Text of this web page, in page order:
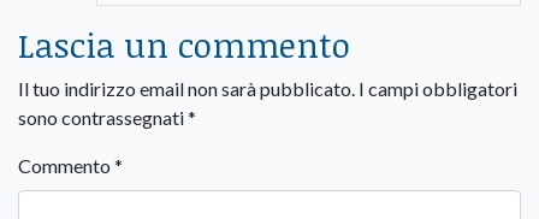
Lascia un commento
Il tuo indirizzo email non sarà pubblicato. I campi obbligatori
sono contrassegnati*
Commento *